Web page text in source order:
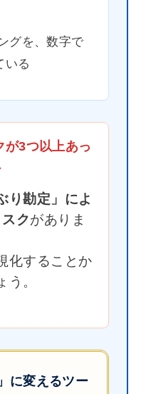
グを、数字で
いる
が3つ以上あっ
り勘定」によ
クがありま
化することか
う。
に変えるツー